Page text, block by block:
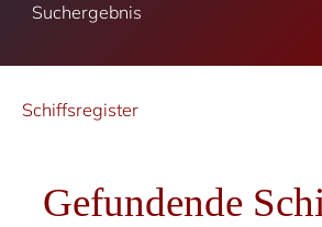
Suchergebnis
Schiffsregister
Gefundende